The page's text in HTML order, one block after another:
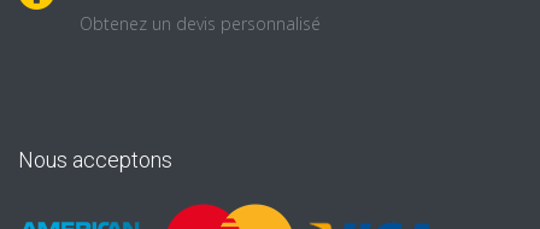
Obtenez un devis personnalisé
Nous acceptons